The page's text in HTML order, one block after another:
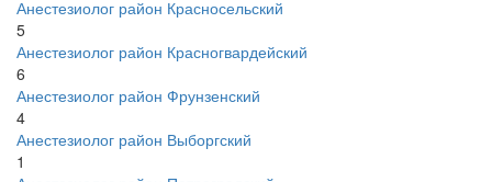
Анестезиолог район Красносельский
5
Анестезиолог район Красногвардейский
6
Анестезиолог район Фрунзенский
4
Анестезиолог район Выборгский
1